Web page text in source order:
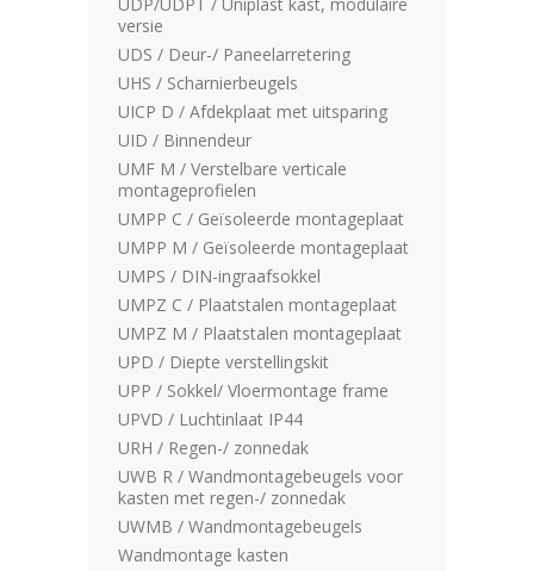
versie
UDS / Deur-/ Paneelarretering
UHS / Scharnierbeugels
UICP D / Afdekplaat met uitsparing
UID / Binnendeur
UMF M / Verstelbare verticale
montageprofielen
UMPP C / Geïsoleerde montageplaat
UMPP M / Geïsoleerde montageplaat
UMPS / DIN-ingraafsokkel
UMPZ C / Plaatstalen montageplaat
UMPZ M / Plaatstalen montageplaat
UPD / Diepte verstellingskit
UPP / Sokkel/ Vloermontage frame
UPVD / Luchtinlaat IP44
URH / Regen-/ zonnedak
UWB R / Wandmontagebeugels voor
kasten met regen-/ zonnedak
UWMB / Wandmontagebeugels
Wandmontage kasten